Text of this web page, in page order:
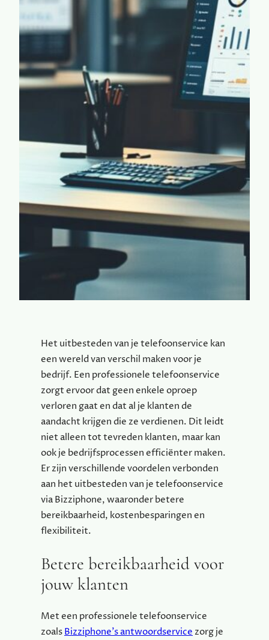
Het uitbesteden van je telefoonservice kan
een wereld van verschil maken voor je
bedrijf. Een professionele telefoonservice
zorgt ervoor dat geen enkele oproep
verloren gaat en dat al je klanten de
aandacht krijgen die ze verdienen. Dit leidt
niet alleen tot tevreden klanten, maar kan
ook je bedrijfsprocessen efficiënter maken.
Er zijn verschillende voordelen verbonden
aan het uitbesteden van je telefoonservice
via Bizziphone, waaronder betere
bereikbaarheid, kostenbesparingen en
flexibiliteit.
Betere bereikbaarheid voor
jouw klanten
Met een professionele telefoonservice
zoalsBizziphone’s antwoordservicezorg je